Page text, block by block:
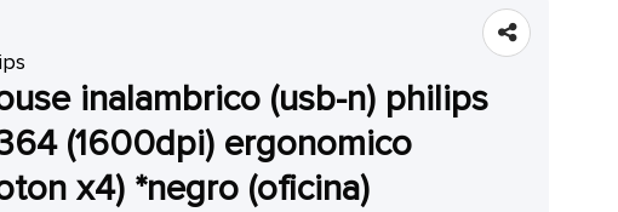
(1600dpi) ergonomico
x4) *negro (oficina)